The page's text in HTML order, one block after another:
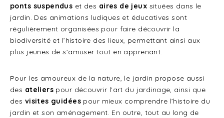
ponts suspendus et des aires de jeux situées dans le
jardin. Des animations ludiques et éducatives sont
régulièrement organisées pour faire découvrir la
biodiversité et l’histoire des lieux, permettant ainsi aux
plus jeunes de s’amuser tout en apprenant.
Pour les amoureux de la nature, le jardin propose aussi
des ateliers pour découvrir l’art du jardinage, ainsi que
des visites guidées pour mieux comprendre l’histoire du
jardin et son aménagement. En outre, tout au long de